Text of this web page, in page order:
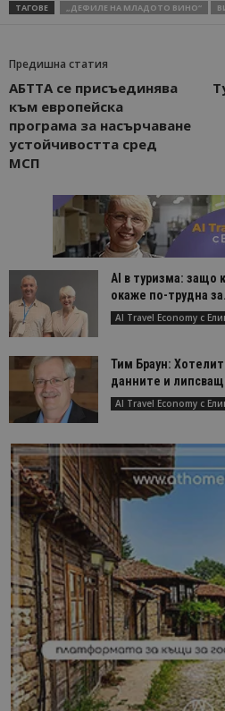
ТАГОВЕ „ДЕФИЛЕ НА МЛАДОТО ВИНО“
Предишна статия
АБТТА се присъединява
към европейска
програма за насърчаване
устойчивостта сред
МСП
AI в туризма: защо
окаже по-трудна
AI Travel Economy с
Тим Браун:
данните и
AI Travel Economy с